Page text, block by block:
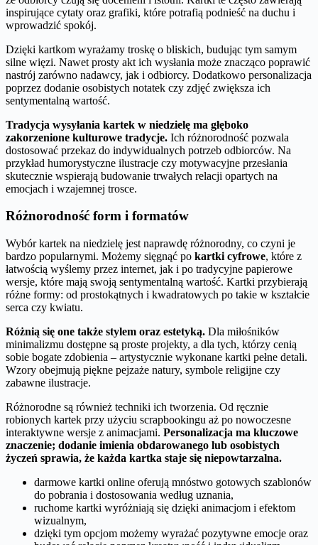
inspirujące cytaty oraz grafiki, które potrafią podnieść na duchu i
wprowadzić spokój.
Dzięki kartkom wyrażamy troskę o bliskich, budując tym samym
silne więzi. Nawet prosty akt ich wysłania może znacząco poprawić
nastrój zarówno nadawcy, jak i odbiorcy. Dodatkowo personalizacja
poprzez dodanie osobistych notatek czy zdjęć zwiększa ich
sentymentalną wartość.
Tradycja wysyłania kartek w niedzielę ma głęboko
zakorzenione kulturowe tradycje. Ich różnorodność pozwala
dostosować przekaz do indywidualnych potrzeb odbiorców. Na
przykład humorystyczne ilustracje czy motywacyjne przesłania
skutecznie wspierają budowanie trwałych relacji opartych na
emocjach i wzajemnej trosce.
Różnorodność form i formatów
Wybór kartek na niedzielę jest naprawdę różnorodny, co czyni je
bardzo popularnymi. Możemy sięgnąć po kartki cyfrowe, które z
łatwością wyślemy przez internet, jak i po tradycyjne papierowe
wersje, które mają swoją sentymentalną wartość. Kartki przybierają
różne formy: od prostokątnych i kwadratowych po takie w kształcie
serca czy kwiatu.
Różnią się one także stylem oraz estetyką. Dla miłośników
minimalizmu dostępne są proste projekty, a dla tych, którzy cenią
sobie bogate zdobienia – artystycznie wykonane kartki pełne detali.
Wzory obejmują piękne pejzaże natury, symbole religijne czy
zabawne ilustracje.
Różnorodne są również techniki ich tworzenia. Od ręcznie
robionych kartek przy użyciu scrapbookingu aż po nowoczesne
interaktywne wersje z animacjami. Personalizacja ma kluczowe
znaczenie; dodanie imienia obdarowanego lub osobistych
życzeń sprawia, że każda kartka staje się niepowtarzalna.
darmowe kartki online oferują mnóstwo gotowych szablonów
do pobrania i dostosowania według uznania,
ruchome kartki wyróżniają się dzięki animacjom i efektom
wizualnym,
dzięki tym opcjom możemy wyrażać pozytywne emocje oraz